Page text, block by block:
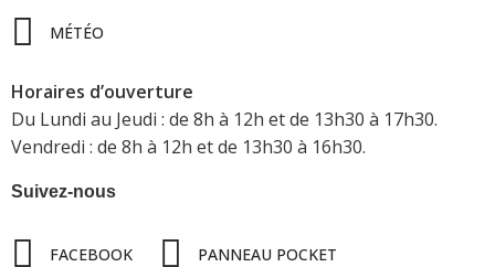
MÉTÉO
Horaires d’ouverture
Du Lundi au Jeudi : de 8h à 12h et de 13h30 à 17h30.
Vendredi : de 8h à 12h et de 13h30 à 16h30.
Suivez-nous
FACEBOOK PANNEAU POCKET